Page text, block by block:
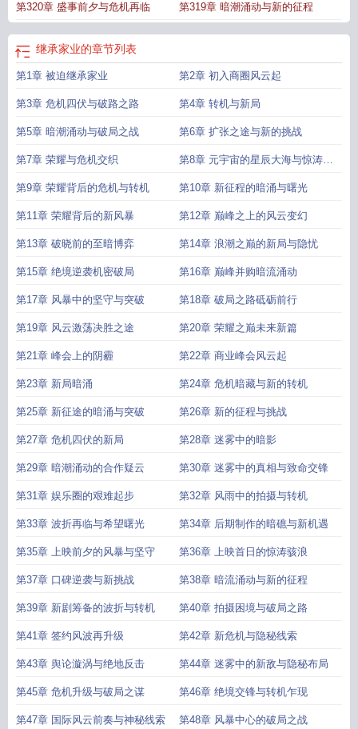
第320章 盛事前夕与危机再临 第319章 暗潮涌动与新的征程
继承家业的章节列表
第1章 被迫继承家业 第2章 初入商圈风云起
第3章 危机四伏与破路之路 第4章 转机与新局
第5章 暗潮涌动与破局之战 第6章 扩张之途与新的挑战
第7章 荣耀与危机交织 第8章 元宇宙的星辰大海与惊涛骇
浪
第9章 荣耀背后的危机与转机 第10章 新征程的暗涌与曙光
第11章 荣耀背后的新风暴 第12章 巅峰之上的风云变幻
第13章 破晓前的至暗博弈 第14章 浪潮之巅的新局与隐忧
第15章 绝境逆袭机密破局 第16章 巅峰并购暗流涌动
第17章 风暴中的坚守与突破 第18章 破局之路砥砺前行
第19章 风云激荡决胜之途 第20章 荣耀之巅未来新篇
第21章 峰会上的阴霾 第22章 商业峰会风云起
第23章 新局暗涌 第24章 危机暗藏与新的转机
第25章 新征途的暗涌与突破 第26章 新的征程与挑战
第27章 危机四伏的新局 第28章 迷雾中的暗影
第29章 暗潮涌动的合作疑云 第30章 迷雾中的真相与致命交锋
第31章 娱乐圈的艰难起步 第32章 风雨中的拍摄与转机
第33章 波折再临与希望曙光 第34章 后期制作的暗礁与新机遇
第35章 上映前夕的风暴与坚守 第36章 上映首日的惊涛骇浪
第37章 口碑逆袭与新挑战 第38章 暗流涌动与新的征程
第39章 新剧筹备的波折与转机 第40章 拍摄困境与破局之路
第41章 签约风波再升级 第42章 新危机与隐秘线索
第43章 舆论漩涡与绝地反击 第44章 迷雾中的新敌与隐秘布局
第45章 危机升级与破局之谋 第46章 绝境交锋与转机乍现
第47章 国际风云前奏与神秘线索 第48章 风暴中心的破局之战